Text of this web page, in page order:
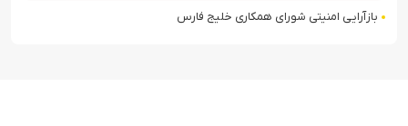
بازآرایی امنیتی شورای همکاری خلیج فارس